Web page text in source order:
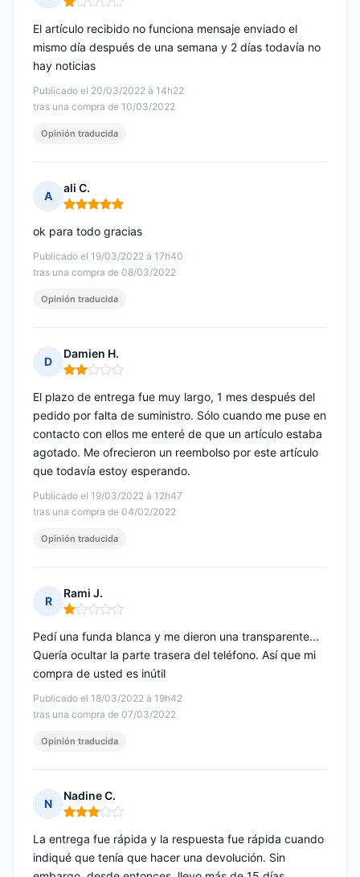
Nota: 1 de 5
Publicado el 20/03/2022 à 14h22
tras una compra de 10/03/2022
El artículo recibido no funciona mensaje enviado el
mismo día después de una semana y 2 días todavía no
hay noticias
Opinión traducida
A
ali C.
Nota: 5 de 5
Publicado el 19/03/2022 à 17h40
tras una compra de 08/03/2022
ok para todo gracias
Opinión traducida
D
Damien H.
Nota: 2 de 5
Publicado el 19/03/2022 à 12h47
tras una compra de 04/02/2022
El plazo de entrega fue muy largo, 1 mes después del
pedido por falta de suministro. Sólo cuando me puse en
contacto con ellos me enteré de que un artículo estaba
agotado. Me ofrecieron un reembolso por este artículo
que todavía estoy esperando.
Opinión traducida
R
Rami J.
Nota: 1 de 5
Publicado el 18/03/2022 à 19h42
tras una compra de 07/03/2022
Pedí una funda blanca y me dieron una transparente...
Quería ocultar la parte trasera del teléfono. Así que mi
compra de usted es inútil
Opinión traducida
N
Nadine C.
Nota: 3 de 5
La entrega fue rápida y la respuesta fue rápida cuando
indiqué que tenía que hacer una devolución. Sin